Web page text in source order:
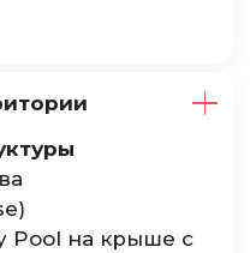
Pool на крыше с